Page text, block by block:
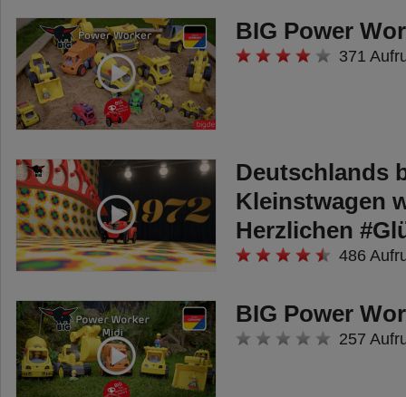
BIG Power
371
Deutschlands
Kleinstwagen
Herzlichen
486
BIG Power
257